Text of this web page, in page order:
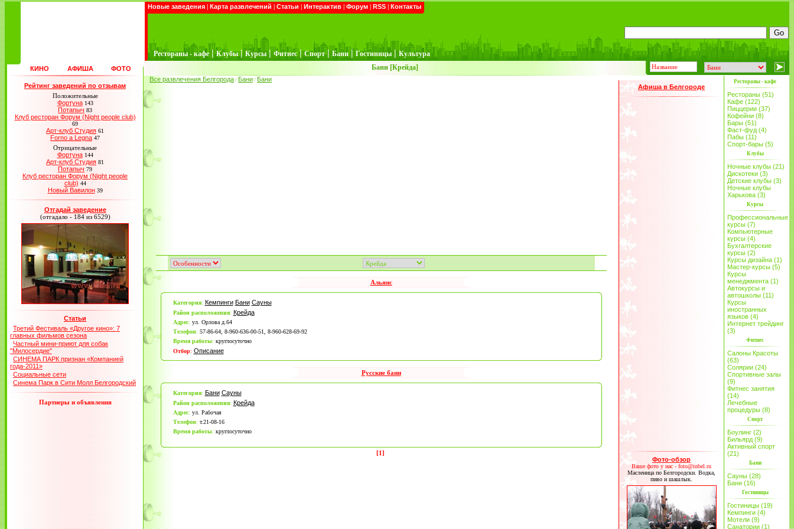
Новые заведения | Карта развлечений | Статьи | Интерактив | Форум | RSS | Контакты
Рестораны - кафе | Клубы | Курсы | Фитнес | Спорт | Бани | Гостиницы | Культура
КИНО АФИША ФОТО Бани [Крейда]
Рейтинг заведений по отзывам
Положительные
Фортуна 143
Потапыч 83
Клуб ресторан Форум (Night people club)
69
Арт-клуб Студия 61
Forno a Legna 47
Отрицательные
Фортуна 144
Арт-клуб Студия 81
Потапыч 79
Клуб ресторан Форум (Night people
club) 44
Новый Вавилон 39
Отгадай заведение
(отгадало - 184 из 6529)
Статьи
Третий Фестиваль «Другое кино»: 7
главных фильмов сезона
Частный мини-приют для собак
"Милосердие"
СИНЕМА ПАРК признан «Компанией
года-2011»
Социальные сети
Синема Парк в Сити Молл Белгородский
Партнеры и объявления
Все развлечения Белгорода / Бани / Бани
Альянс
Категория: Кемпинги Бани Сауны
Район расположения: Крейда
Адрес: ул. Орлова д.64
Телефон: 57-86-64, 8-960-636-00-51, 8-960-628-69-92
Время работы: круглосуточно
Отбор: Описание
Русские бани
Категория: Бани Сауны
Район расположения: Крейда
Адрес: ул. Рабочая
Телефон: т.21-08-16
Время работы: круглосуточно
[1]
Афиша в Белгороде
Фото-обзор
Ваше фото у нас - foto@inbel.ru
Масленица по Белгородски. Водка,
пиво и шашлык.
Рестораны - кафе
Рестораны (51)
Кафе (122)
Пиццерии (37)
Кофейни (8)
Бары (51)
Фаст-фуд (4)
Пабы (11)
Спорт-бары (5)
Клубы
Ночные клубы (21)
Дискотеки (3)
Детские клубы (3)
Ночные клубы
Харькова (3)
Курсы
Профессиональные
курсы (7)
Компьютерные
курсы (4)
Бухгалтерские
курсы (2)
Курсы дизайна (1)
Мастер-курсы (5)
Курсы
менеджмента (1)
Автокурсы и
автошколы (11)
Курсы
иностранных
языков (4)
Интернет трейдинг
(3)
Фитнес
Салоны Красоты
(63)
Солярии (24)
Спортивные залы
(9)
Фитнес занятия
(14)
Лечебные
процедуры (8)
Спорт
Боулинг (2)
Бильярд (9)
Активный спорт
(21)
Бани
Сауны (28)
Бани (16)
Гостиницы
Гостиницы (19)
Кемпинги (4)
Мотели (9)
Санатории (1)